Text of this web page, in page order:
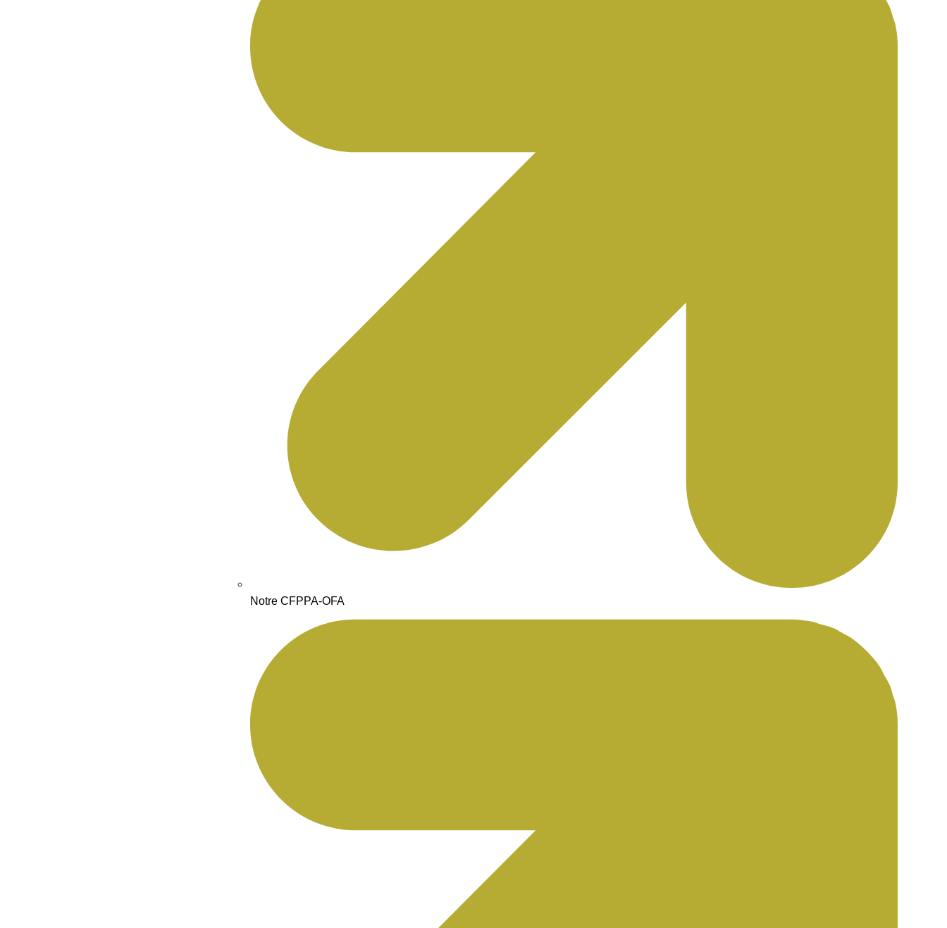
Notre CFPPA-OFA